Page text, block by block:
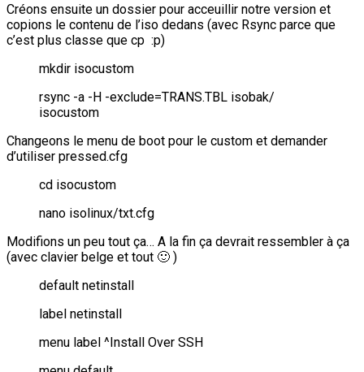
Créons ensuite un dossier pour acceuillir notre version et
copions le contenu de l’iso dedans (avec Rsync parce que
c’est plus classe que cp :p)
mkdir isocustom
rsync -a -H -exclude=TRANS.TBL isobak/
isocustom
Changeons le menu de boot pour le custom et demander
d’utiliser pressed.cfg
cd isocustom
nano isolinux/txt.cfg
Modifions un peu tout ça… A la fin ça devrait ressembler à ça
(avec clavier belge et tout 🙂 )
default netinstall
label netinstall
menu label ^Install Over SSH